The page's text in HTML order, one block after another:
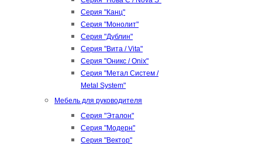
Серия "Канц"
Серия "Монолит"
Серия "Дублин"
Серия "Вита / Vita"
Серия "Оникс / Onix"
Серия "Метал Систем /
Metal System"
Мебель для руководителя
Серия "Эталон"
Серия "Модерн"
Серия "Вектор"